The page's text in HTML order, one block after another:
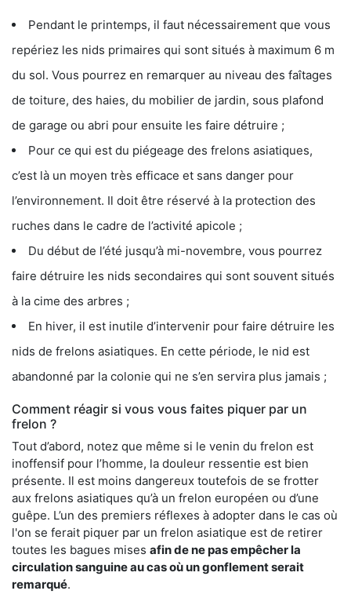
Pendant le printemps, il faut nécessairement que vous
repériez les nids primaires qui sont situés à maximum 6 m
du sol. Vous pourrez en remarquer au niveau des faîtages
de toiture, des haies, du mobilier de jardin, sous plafond
de garage ou abri pour ensuite les faire détruire ;
Pour ce qui est du piégeage des frelons asiatiques,
c’est là un moyen très efficace et sans danger pour
l’environnement. Il doit être réservé à la protection des
ruches dans le cadre de l’activité apicole ;
Du début de l’été jusqu’à mi-novembre, vous pourrez
faire détruire les nids secondaires qui sont souvent situés
à la cime des arbres ;
En hiver, il est inutile d’intervenir pour faire détruire les
nids de frelons asiatiques. En cette période, le nid est
abandonné par la colonie qui ne s’en servira plus jamais ;
Comment réagir si vous vous faites piquer par un
frelon ?
Tout d’abord, notez que même si le venin du frelon est
inoffensif pour l’homme, la douleur ressentie est bien
présente. Il est moins dangereux toutefois de se frotter
aux frelons asiatiques qu’à un frelon européen ou d’une
guêpe. L’un des premiers réflexes à adopter dans le cas où
l'on se ferait piquer par un frelon asiatique est de retirer
toutes les bagues mises afin de ne pas empêcher la
circulation sanguine au cas où un gonflement serait
remarqué.